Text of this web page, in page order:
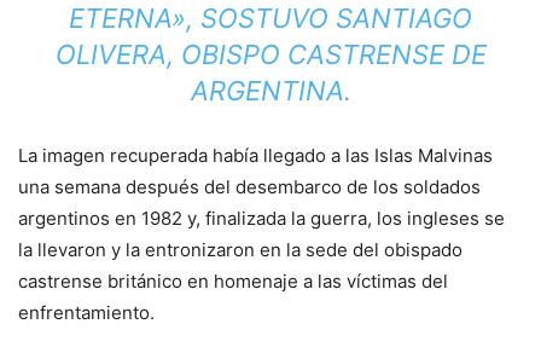
ETERNA», SOSTUVO SANTIAGO
OLIVERA, OBISPO CASTRENSE DE
ARGENTINA.
La imagen recuperada había llegado a las Islas Malvinas
una semana después del desembarco de los soldados
argentinos en 1982 y, finalizada la guerra, los ingleses se
la llevaron y la entronizaron en la sede del obispado
castrense británico en homenaje a las víctimas del
enfrentamiento.